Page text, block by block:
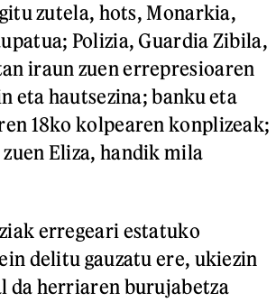
zutela, hots, Monarkia,
Polizia, Guardia Zibila,
iraun zuen errepresioaren
eta hautsezina; banku eta
18ko kolpearen konplizeak;
Eliza, handik mila
erregeari estatuko
delitu gauzatu ere, ukiezin
da herriaren burujabetza